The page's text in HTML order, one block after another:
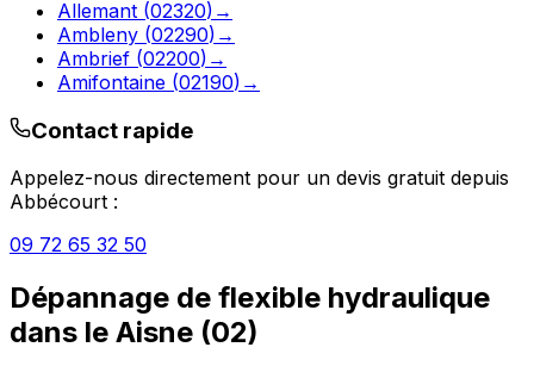
Allemant (02320) →
Ambleny (02290) →
Ambrief (02200) →
Amifontaine (02190) →
Contact rapide
Appelez-nous directement pour un devis gratuit depuis
Abbécourt :
09 72 65 32 50
Dépannage de flexible hydraulique
dans le Aisne (02)